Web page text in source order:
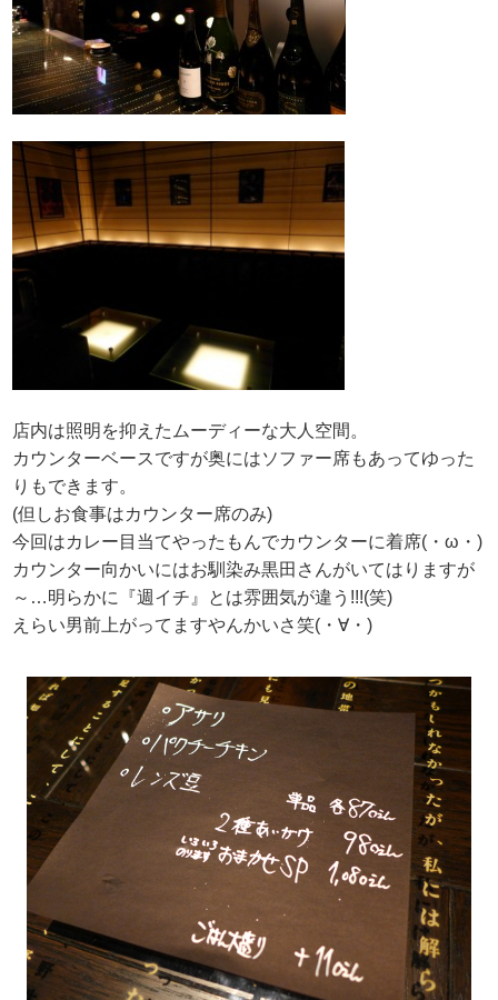
店内は照明を抑えたムーディーな大人空間。
カウンターベースですが奥にはソファー席もあってゆった
りもできます。
(但しお食事はカウンター席のみ)
今回はカレー目当てやったもんでカウンターに着席(・ω・)
カウンター向かいにはお馴染み黒田さんがいてはりますが
～…明らかに『週イチ』とは雰囲気が違う!!!(笑)
えらい男前上がってますやんかいさ笑(・∀・)